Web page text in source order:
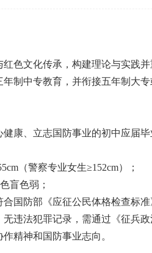
色文化传承，构建理论与实践
制中专教育，并衔接五年制大专
康、立志国防事业的初中应届
（警察专业女生≥152cm）；
盲色弱；
国防部《应征公民体格检查标准
违法犯罪记录，需通过《征兵政
精神和国防事业志向。